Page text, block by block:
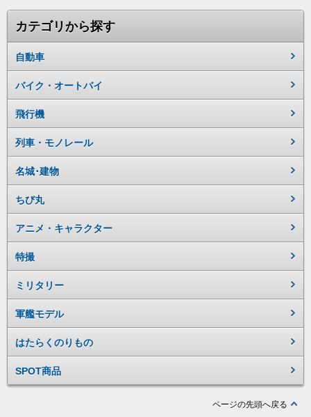
カテゴリから探す
自動車
バイク・オートバイ
飛行機
列車・モノレール
名城･建物
ちび丸
アニメ・キャラクター
特撮
ミリタリー
軍艦モデル
はたらくのりもの
SPOT商品
ページの先頭へ戻る